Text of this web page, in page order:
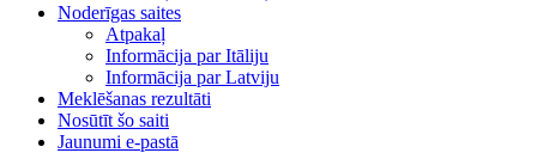
Noderīgas saites
Atpakaļ
Informācija par Itāliju
Informācija par Latviju
Meklēšanas rezultāti
Nosūtīt šo saiti
Jaunumi e-pastā